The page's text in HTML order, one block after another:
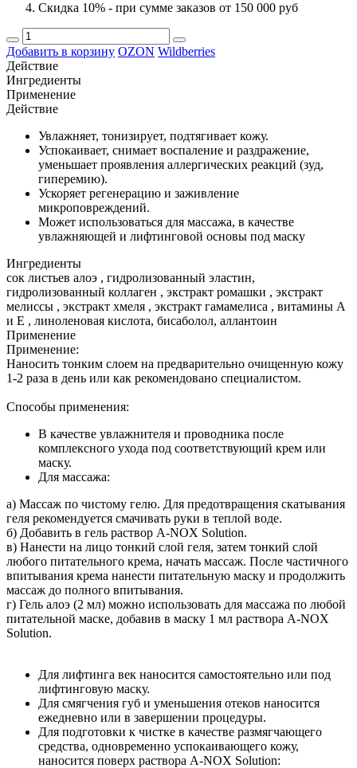
Скидка 10% - при сумме заказов от 150 000 руб
Добавить в корзину OZON Wildberries
Действие
Ингредиенты
Применение
Действие
Увлажняет, тонизирует, подтягивает кожу.
Успокаивает, снимает воспаление и раздражение,
уменьшает проявления аллергических реакций (зуд,
гиперемию).
Ускоряет регенерацию и заживление
микроповреждений.
Может использоваться для массажа, в качестве
увлажняющей и лифтинговой основы под маску
Ингредиенты
сок листьев алоэ , гидролизованный эластин,
гидролизованный коллаген , экстракт ромашки , экстракт
мелиссы , экстракт хмеля , экстракт гамамелиса , витамины А
и Е , линоленовая кислота, бисаболол, аллантоин
Применение
Применение:
Наносить тонким слоем на предварительно очищенную кожу
1-2 раза в день или как рекомендовано специалистом.
Способы применения:
В качестве увлажнителя и проводника после
комплексного ухода под соответствующий крем или
маску.
Для массажа:
а) Массаж по чистому гелю. Для предотвращения скатывания
геля рекомендуется смачивать руки в теплой воде.
б) Добавить в гель раствор A-NOX Solution.
в) Нанести на лицо тонкий слой геля, затем тонкий слой
любого питательного крема, начать массаж. После частичного
впитывания крема нанести питательную маску и продолжить
массаж до полного впитывания.
г) Гель алоэ (2 мл) можно использовать для массажа по любой
питательной маске, добавив в маску 1 мл раствора A-NOX
Solution.
Для лифтинга век наносится самостоятельно или под
лифтинговую маску.
Для смягчения губ и уменьшения отеков наносится
ежедневно или в завершении процедуры.
Для подготовки к чистке в качестве размягчающего
средства, одновременно успокаивающего кожу,
наносится поверх раствора A-NOX Solution: